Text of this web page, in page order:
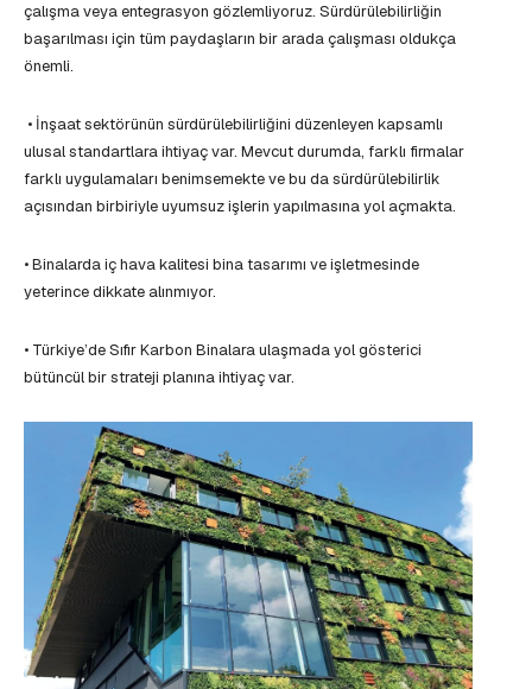
çalışma veya entegrasyon gözlemliyoruz. Sürdürülebilirliğin
başarılması için tüm paydaşların bir arada çalışması oldukça
önemli.
• İnşaat sektörünün sürdürülebilirliğini düzenleyen kapsamlı
ulusal standartlara ihtiyaç var. Mevcut durumda, farklı firmalar
farklı uygulamaları benimsemekte ve bu da sürdürülebilirlik
açısından birbiriyle uyumsuz işlerin yapılmasına yol açmakta.
• Binalarda iç hava kalitesi bina tasarımı ve işletmesinde
yeterince dikkate alınmıyor.
• Türkiye’de Sıfır Karbon Binalara ulaşmada yol gösterici
bütüncül bir strateji planına ihtiyaç var.